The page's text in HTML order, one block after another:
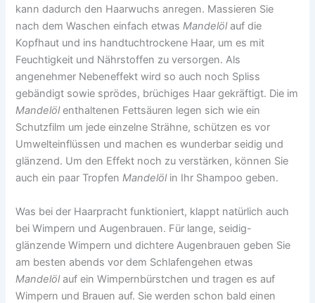
kann dadurch den Haarwuchs anregen. Massieren Sie
nach dem Waschen einfach etwasMandelölauf die
Kopfhaut und ins handtuchtrockene Haar, um es mit
Feuchtigkeit und Nährstoffen zu versorgen. Als
angenehmer Nebeneffekt wird so auch noch Spliss
gebändigt sowie sprödes, brüchiges Haar gekräftigt. Die im
Mandelölenthaltenen Fettsäuren legen sich wie ein
Schutzfilm um jede einzelne Strähne, schützen es vor
Umwelteinflüssen und machen es wunderbar seidig und
glänzend. Um den Effekt noch zu verstärken, können Sie
auch ein paar TropfenMandelölin Ihr Shampoo geben.
Was bei der Haarpracht funktioniert, klappt natürlich auch
bei Wimpern und Augenbrauen. Für lange, seidig-
glänzende Wimpern und dichtere Augenbrauen geben Sie
am besten abends vor dem Schlafengehen etwas
Mandelölauf ein Wimpernbürstchen und tragen es auf
Wimpern und Brauen auf. Sie werden schon bald einen